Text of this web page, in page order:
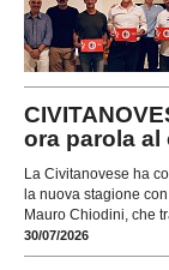
ora parola al
La Civitanovese ha
la nuova stagione
Mauro Chiodini, che
30/07/2026